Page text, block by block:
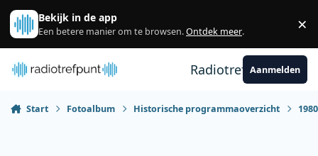
Spring naar bijdragen
Bekijk in de app
Een betere manier om te browsen.Ontdek meer. ×
RadiotrefpuntAanmelden
Start Fotoalbum Historische programmaoverzicht 1980